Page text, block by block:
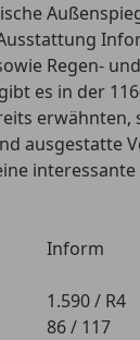
Regen-
es in der
erwähnten,
ausgestatte
Inform
1.590 / R4
86 / 117